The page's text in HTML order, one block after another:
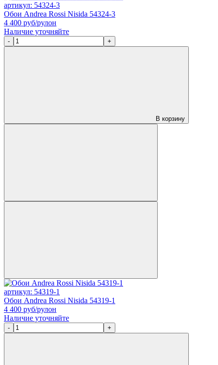
артикул: 54324-3
Обои Andrea Rossi Nisida 54324-3
4 400 руб/рулон
Наличие уточняйте
- +
В корзину
артикул: 54319-1
Обои Andrea Rossi Nisida 54319-1
4 400 руб/рулон
Наличие уточняйте
- +